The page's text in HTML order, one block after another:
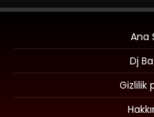
Ana
Dj
Gizlilik